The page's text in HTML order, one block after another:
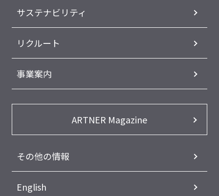
サステナビリティ
リクルート
事業案内
ARTNER Magazine
その他の情報
English